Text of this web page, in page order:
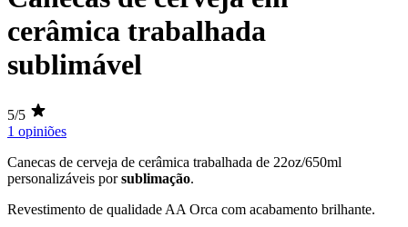
cerâmica trabalhada
sublimável
5/5
1 opiniões
Canecas de cerveja de cerâmica trabalhada de 22oz/650ml
personalizáveis porsublimação.
Revestimento de qualidade AA Orca com acabamento brilhante.